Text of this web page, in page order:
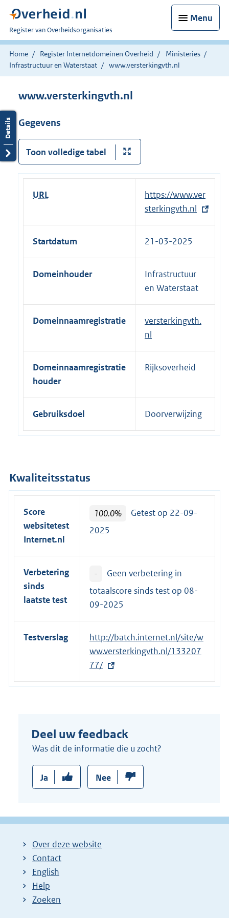
Menu
U
bent
nu
hier:
Register van Overheidsorganisaties
Home Register Internetdomeinen Overheid
Ministeries
Infrastructuur en Waterstaat
www.versterkingvth.nl
www.versterkingvth.nl
Gegevens
Toon volledige tabel
URL
E
x
t
e
e
l
i
n
k
https://www.ver
sterkingvth.nl
Startdatum 21-03-2025
Domeinhouder
Infrastructuur
en Waterstaat
Domeinnaamregistratie
versterkingvth.
nl
Domeinnaamregistratie
houder
Rijksoverheid
Gebruiksdoel Doorverwijzing
Kwaliteitsstatus
Score
websitetest
Internet.nl
100.0%
Getest op 22-09-
2025
Verbetering
sinds
laatste test
-
Geen verbetering in
totaalscore sinds test op 08-
09-2025
Testverslag
E
x
t
e
l
i
:
http://batch.internet.nl/site/w
ww.versterkingvth.nl/133207
77/
Deel uw feedback
Was dit de informatie die u zocht?
Ja Nee
Over deze website
Contact
English
Help
Zoeken